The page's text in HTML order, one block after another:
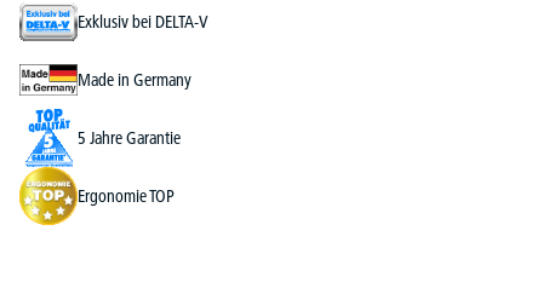
Exklusiv bei DELTA-V
Made in Germany
5 Jahre Garantie
Ergonomie TOP